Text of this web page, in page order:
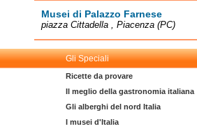
Musei di Palazzo Farnese
piazza Cittadella , Piacenza (PC)
Gli Speciali
Ricette da provare
Il meglio della gastronomia italiana
Gli alberghi del nord Italia
I musei d'Italia